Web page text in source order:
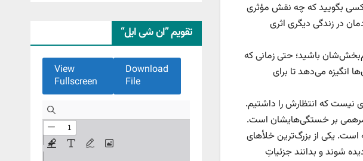
کسی بگویید که چه نقش مؤثری
در زندگی دیگری اثری
باشید؛ حتی زمانی که
انگیزه می‌دهد تا برای
نیست که انتظارش را داشتیم.
مرهمی بر خستگی‌هایشان است.
یکی از بزرگ‌ترین خلأهای
شوند و بدانند جزئیاتِ
تقویم ”ان شی ایل“
Download
File
View
Fullscreen